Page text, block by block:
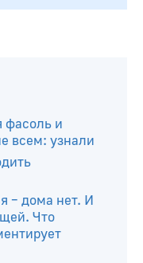
фасоль и
всем: узнали
– дома нет. И
Что